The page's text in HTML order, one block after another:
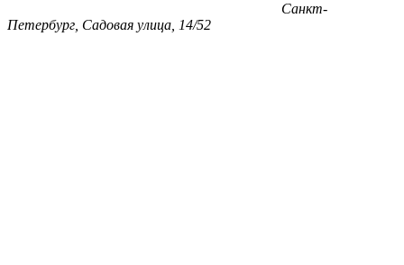
Санкт-
Петербург, Садовая улица, 14/52